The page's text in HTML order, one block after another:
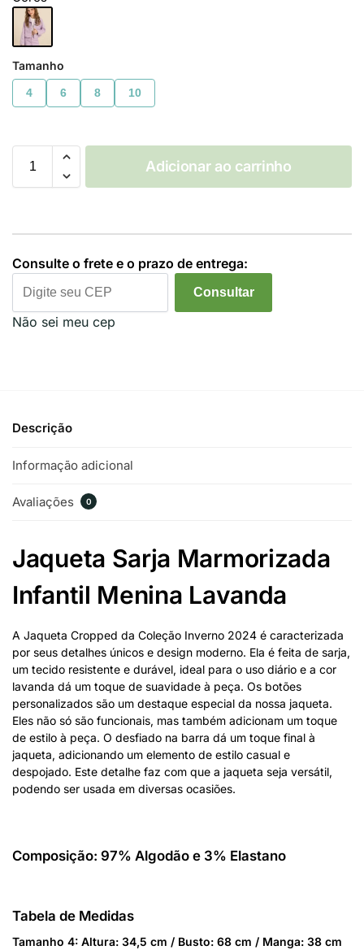
Tamanho
4 6 8 10
Adicionar ao carrinho
Consulte o frete e o prazo de entrega:
Consultar
Não sei meu cep
Descrição
Informação adicional
Avaliações 0
Jaqueta Sarja Marmorizada
Infantil Menina Lavanda
A Jaqueta Cropped da Coleção Inverno 2024 é caracterizada
por seus detalhes únicos e design moderno. Ela é feita de sarja,
um tecido resistente e durável, ideal para o uso diário e a cor
lavanda dá um toque de suavidade à peça. Os botões
personalizados são um destaque especial da nossa jaqueta.
Eles não só são funcionais, mas também adicionam um toque
de estilo à peça. O desfiado na barra dá um toque final à
jaqueta, adicionando um elemento de estilo casual e
despojado. Este detalhe faz com que a jaqueta seja versátil,
podendo ser usada em diversas ocasiões.
Composição: 97% Algodão e 3% Elastano
Tabela de Medidas
Tamanho 4: Altura: 34,5 cm / Busto: 68 cm / Manga: 38 cm